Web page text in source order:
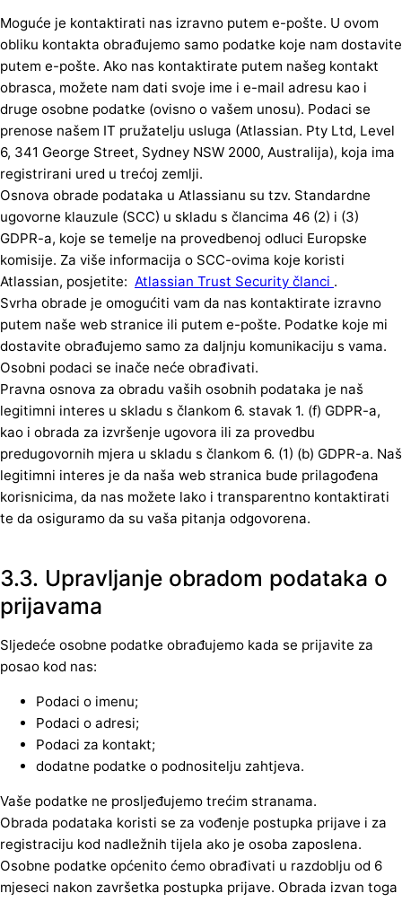
Moguće je kontaktirati nas izravno putem e-pošte. U ovom
obliku kontakta obrađujemo samo podatke koje nam dostavite
putem e-pošte. Ako nas kontaktirate putem našeg kontakt
obrasca, možete nam dati svoje ime i e-mail adresu kao i
druge osobne podatke (ovisno o vašem unosu). Podaci se
prenose našem IT pružatelju usluga (Atlassian. Pty Ltd, Level
6, 341 George Street, Sydney NSW 2000, Australija), koja ima
registrirani ured u trećoj zemlji.
Osnova obrade podataka u Atlassianu su tzv. Standardne
ugovorne klauzule (SCC) u skladu s člancima 46 (2) i (3)
GDPR-a, koje se temelje na provedbenoj odluci Europske
komisije. Za više informacija o SCC-ovima koje koristi
Atlassian, posjetite: Atlassian Trust Security članci .
Svrha obrade je omogućiti vam da nas kontaktirate izravno
putem naše web stranice ili putem e-pošte. Podatke koje mi
dostavite obrađujemo samo za daljnju komunikaciju s vama.
Osobni podaci se inače neće obrađivati.
Pravna osnova za obradu vaših osobnih podataka je naš
legitimni interes u skladu s člankom 6. stavak 1. (f) GDPR-a,
kao i obrada za izvršenje ugovora ili za provedbu
predugovornih mjera u skladu s člankom 6. (1) (b) GDPR-a. Naš
legitimni interes je da naša web stranica bude prilagođena
korisnicima, da nas možete lako i transparentno kontaktirati
te da osiguramo da su vaša pitanja odgovorena.
3.3. Upravljanje obradom podataka o
prijavama
Sljedeće osobne podatke obrađujemo kada se prijavite za
posao kod nas:
Podaci o imenu;
Podaci o adresi;
Podaci za kontakt;
dodatne podatke o podnositelju zahtjeva.
Vaše podatke ne prosljeđujemo trećim stranama.
Obrada podataka koristi se za vođenje postupka prijave i za
registraciju kod nadležnih tijela ako je osoba zaposlena.
Osobne podatke općenito ćemo obrađivati u razdoblju od 6
mjeseci nakon završetka postupka prijave. Obrada izvan toga